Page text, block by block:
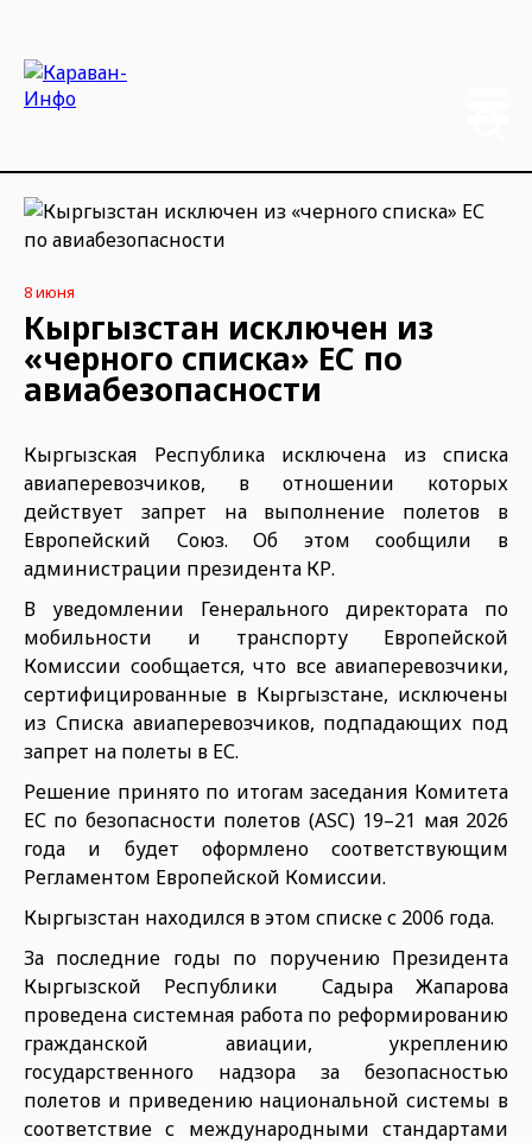
8 июня
Кыргызстан исключен из
«черного списка» ЕС по
авиабезопасности
Кыргызская Республика исключена из списка
авиаперевозчиков, в отношении которых
действует запрет на выполнение полетов в
Европейский Союз. Об этом сообщили в
администрации президента КР.
В уведомлении Генерального директората по
мобильности и транспорту Европейской
Комиссии сообщается, что все авиаперевозчики,
сертифицированные в Кыргызстане, исключены
из Списка авиаперевозчиков, подпадающих под
запрет на полеты в ЕС.
Решение принято по итогам заседания Комитета
ЕС по безопасности полетов (ASC) 19–21 мая 2026
года и будет оформлено соответствующим
Регламентом Европейской Комиссии.
Кыргызстан находился в этом списке с 2006 года.
За последние годы по поручению Президента
Кыргызской Республики Садыра Жапарова
проведена системная работа по реформированию
гражданской авиации, укреплению
государственного надзора за безопасностью
полетов и приведению национальной системы в
соответствие с международными стандартами